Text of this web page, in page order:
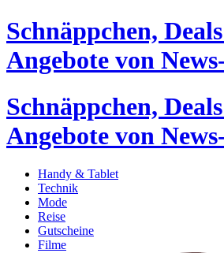
Schnäppchen,
Angebote von
Schnäppchen,
Angebote von
Handy & Tablet
Technik
Mode
Reise
Gutscheine
Filme